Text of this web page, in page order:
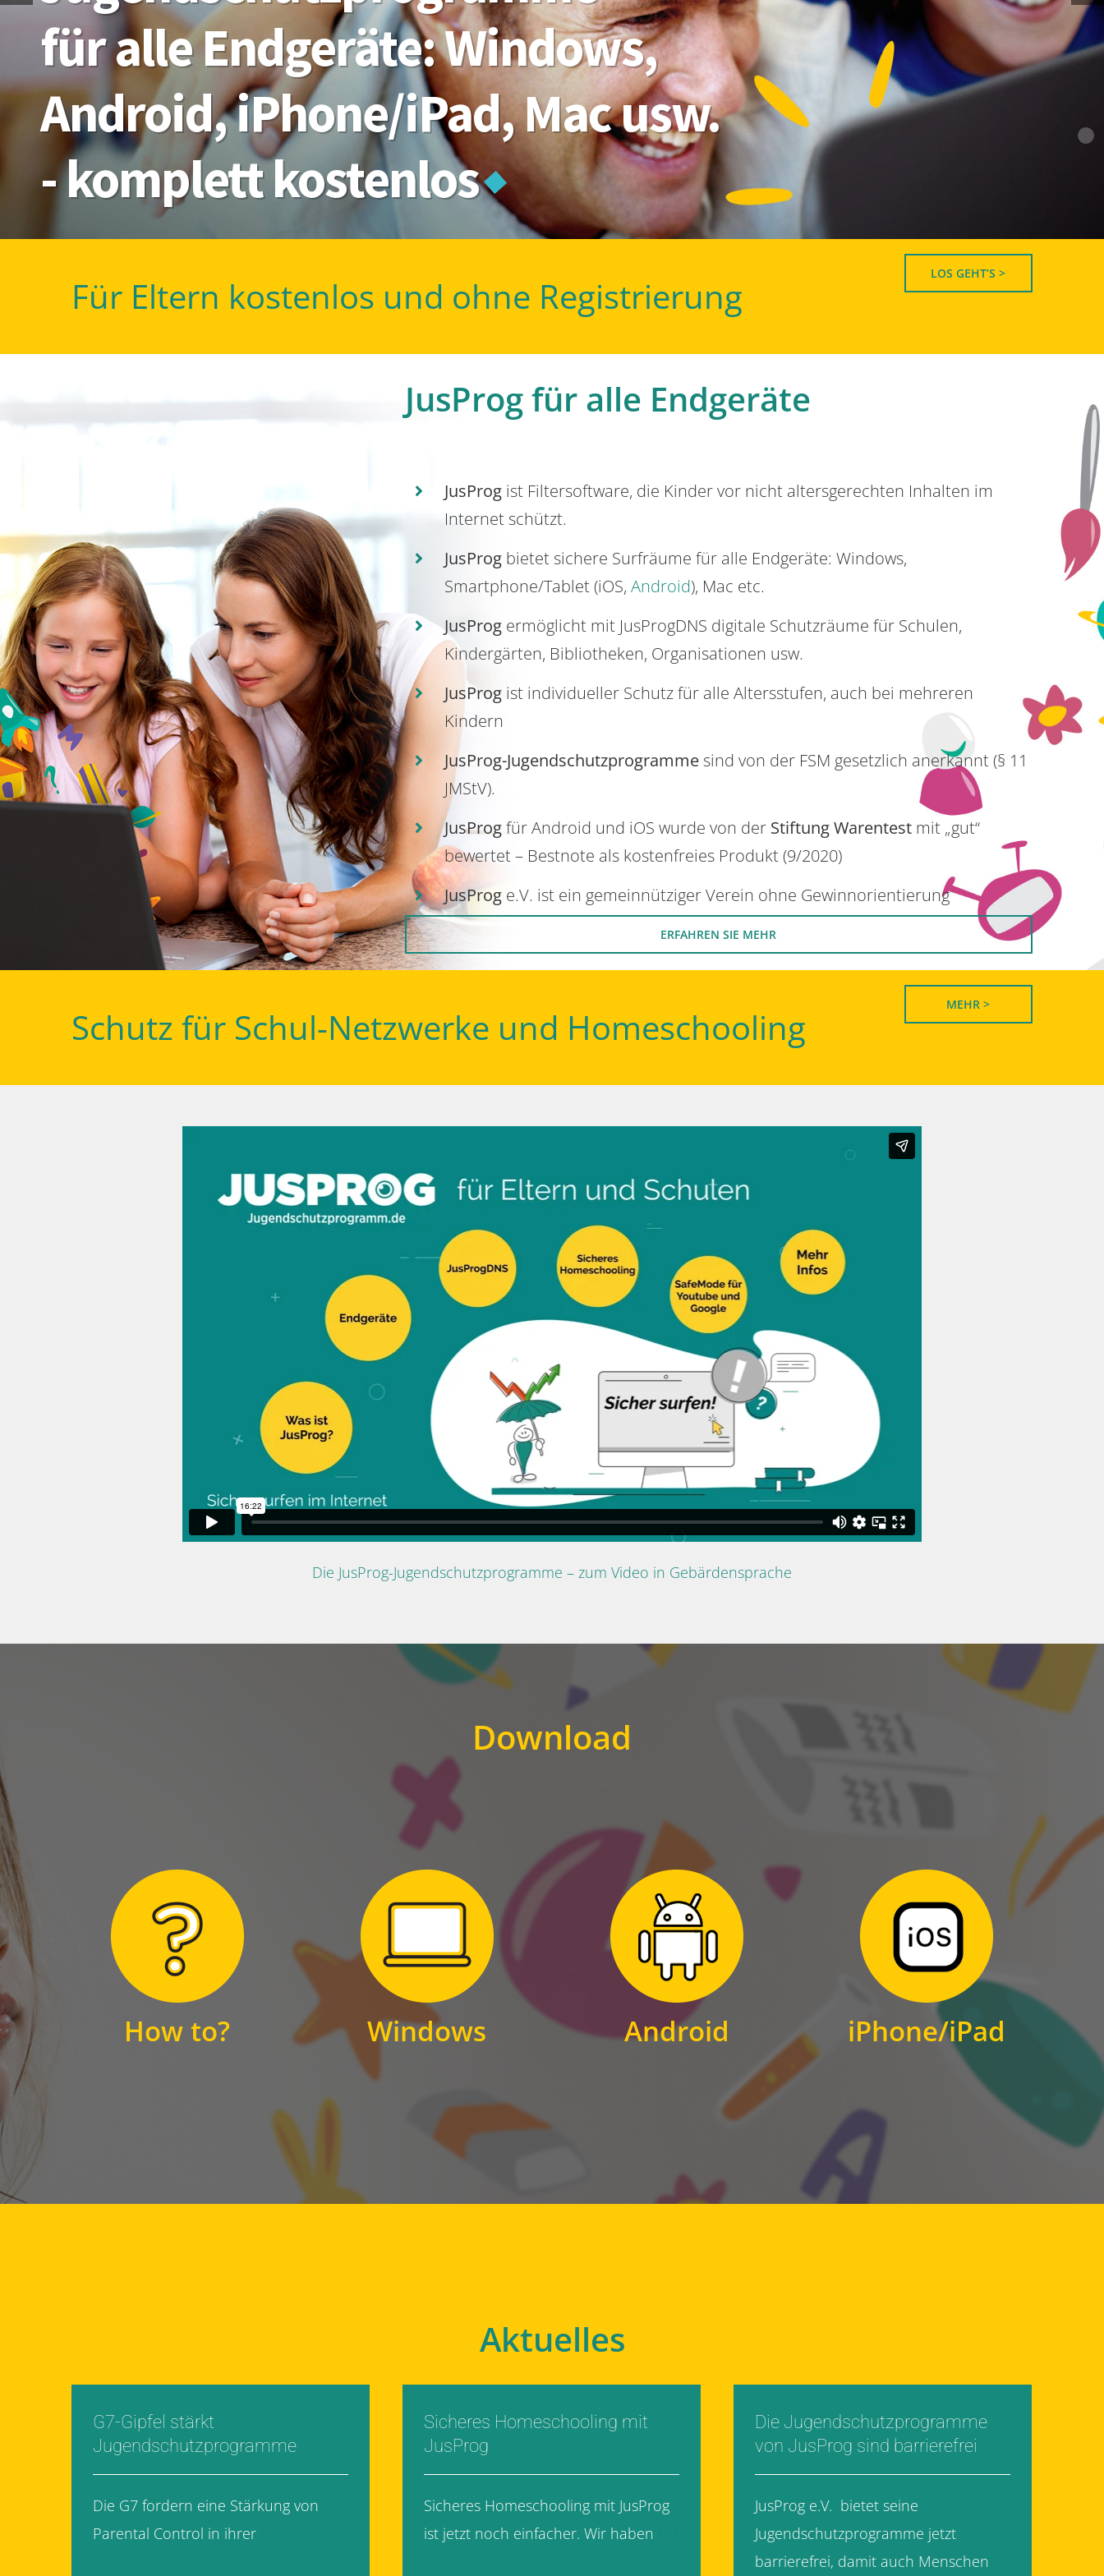
- komplett kostenlos
Android, iPhone/iPad, Mac usw.
für alle Endgeräte: Windows,
Für Eltern kostenlos und ohne Registrierung
LOS GEHT’S >
JusProg für alle Endgeräte
JusProgist Filtersoftware, die Kinder vor nicht altersgerechten Inhalten im
Internet schützt.
JusProgbietet sichere Surfräume für alle Endgeräte: Windows,
Smartphone/Tablet (iOS, Android), Mac etc.
JusProg ermöglicht mit JusProgDNS digitale Schutzräume für Schulen,
Kindergärten, Bibliotheken, Organisationen usw.
JusProgist individueller Schutz für alle Altersstufen, auch bei mehreren
Kindern
JusProg-Jugendschutzprogrammesind von der FSM gesetzlich anerkannt (§ 11
JMStV).
JusProgfür Android und iOS wurde von der Stiftung Warentestmit „gut“
bewertet – Bestnote als kostenfreies Produkt (9/2020)
JusProge.V. ist ein gemeinnütziger Verein ohne Gewinnorientierung
ERFAHREN SIE MEHR
Schutz für Schul-Netzwerke und Homeschooling
MEHR >
Die JusProg-Jugendschutzprogramme – zum Video in Gebärdensprache
Download
How to?
Hier finden Sie
Windows
Zum Download
für Windows
Android
Zum Download
für Android
iPhone/iPad
Zum Download
für iPhone und iPad
Aktuelles
G7-Gipfel stärkt
Jugendschutzprogramme
Die G7 fordern eine Stärkung von
Parental Control in ihrer
Sicheres Homeschooling mit
JusProg
Sicheres Homeschooling mit JusProg
ist jetzt noch einfacher. Wir haben
Die Jugendschutzprogramme
von JusProg sind barrierefrei
JusProg e.V. bietet seine
Jugendschutzprogramme jetzt
barrierefrei, damit auch Menschen